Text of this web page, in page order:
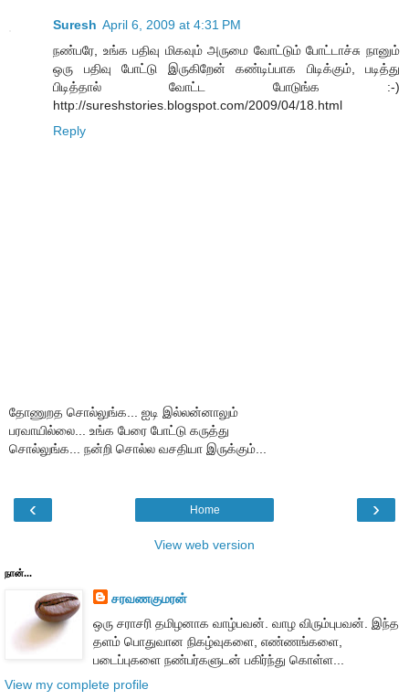
Suresh April 6, 2009 at 4:31 PM
நண்பரே, உங்க பதிவு மிகவும் அருமை வோட்டும் போட்டாச்சு நானும்
ஒரு பதிவு போட்டு இருகிறேன் கண்டிப்பாக பிடிக்கும், படித்து
பிடித்தால் வோட்ட போடுங்க :-)
http://sureshstories.blogspot.com/2009/04/18.html
Reply
தோணுறத சொல்லுங்க... ஐடி இல்லன்னாலும்
பரவாயில்லை... உங்க பேரை போட்டு கருத்து
சொல்லுங்க... நன்றி சொல்ல வசதியா இருக்கும்...
‹ ›
Home
View web version
நான்...
சரவணகுமரன்
ஒரு சராசரி தமிழனாக வாழ்பவன். வாழ விரும்புபவன். இந்த
தளம் பொதுவான நிகழ்வுகளை, எண்ணங்களை,
படைப்புகளை நண்பர்களுடன் பகிர்ந்து கொள்ள...
View my complete profile